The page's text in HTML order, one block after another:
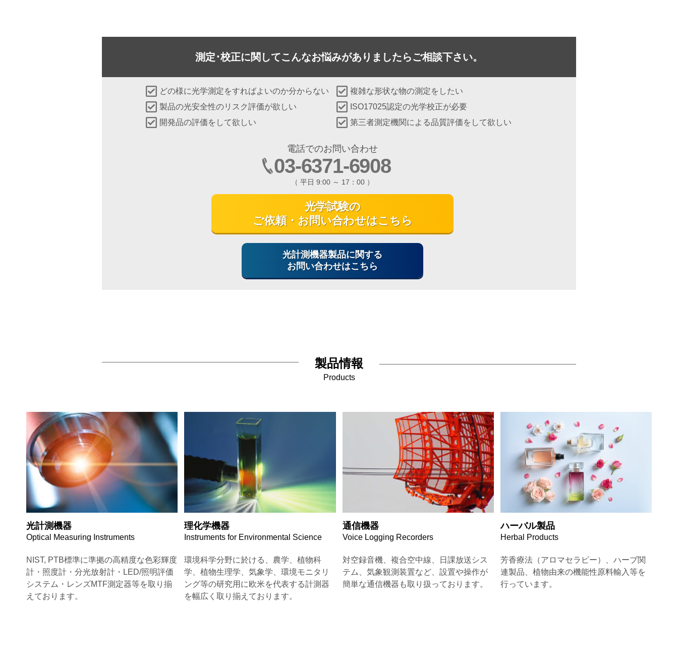
測定･校正に関してこんなお悩みがありましたらご相談下さい。
どの様に光学測定をすればよいのか分からない
複雑な形状な物の測定をしたい
製品の光安全性のリスク評価が欲しい
ISO17025認定の光学校正が必要
開発品の評価をして欲しい
第三者測定機関による品質評価をして欲しい
電話でのお問い合わせ
03-6371-6908
（ 平日 9:00 ～ 17：00 ）
光学試験の
ご依頼・お問い合わせはこちら
光計測機器製品に関する
お問い合わせはこちら
製品情報
Products
光計測機器
Optical Measuring Instruments
NIST, PTB標準に準拠の高精度な色彩輝度
計・照度計・分光放射計・LED/照明評価
システム・レンズMTF測定器等を取り揃
えております。
理化学機器
Instruments for Environmental Science
環境科学分野に於ける、農学、植物科
学、植物生理学、気象学、環境モニタリ
ング等の研究用に欧米を代表する計測器
を幅広く取り揃えております。
通信機器
Voice Logging Recorders
対空録音機、複合空中線、日課放送シス
テム、気象観測装置など、設置や操作が
簡単な通信機器も取り扱っております。
ハーバル製品
Herbal Products
芳香療法（アロマセラピー）、ハーブ関
連製品、植物由来の機能性原料輸入等を
行っています。